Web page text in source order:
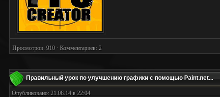
Просмотров: 910 · Комментариев: 2
Правильный урок по улучшению графики с помощью Paint.net...
Опубликовано: 21.08.14 в 22:04